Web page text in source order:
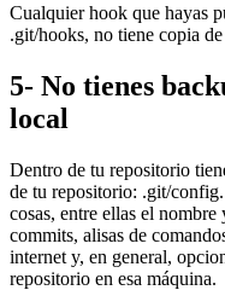
Cualquier hook que hayas
.git/hooks, no tiene copia
5- No tienes
local
Dentro de tu repositorio
de tu repositorio: .git/
cosas, entre ellas el
commits, alisas de
internet y, en general,
repositorio en esa máquina.